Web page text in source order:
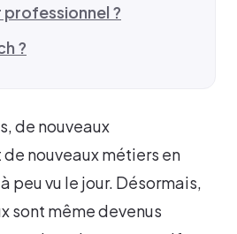
?
?
de nouveaux
nouveaux métiers en
peu vu le jour. Désormais,
sont même devenus